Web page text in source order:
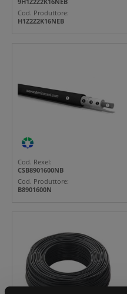
Cod. Produttore:
H1Z2Z2K16NEB
Cod. Rexel:
CSB8901600NB
Cod. Produttore:
B8901600N